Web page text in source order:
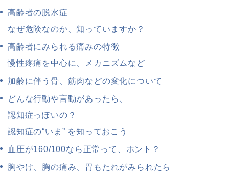
高齢者の脱水症
なぜ危険なのか、知っていますか？
高齢者にみられる痛みの特徴
慢性疼痛を中心に、メカニズムなど
加齢に伴う骨、筋肉などの変化について
どんな行動や言動があったら、
認知症っぽいの？
認知症の“いま” を知っておこう
血圧が160/100なら正常って、ホント？
胸やけ、胸の痛み、胃もたれがみられたら